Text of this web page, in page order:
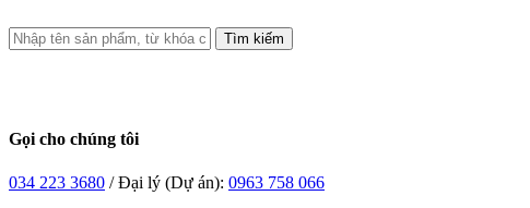
Tìm kiếm
Gọi cho chúng tôi
034 223 3680 / Đại lý (Dự án): 0963 758 066